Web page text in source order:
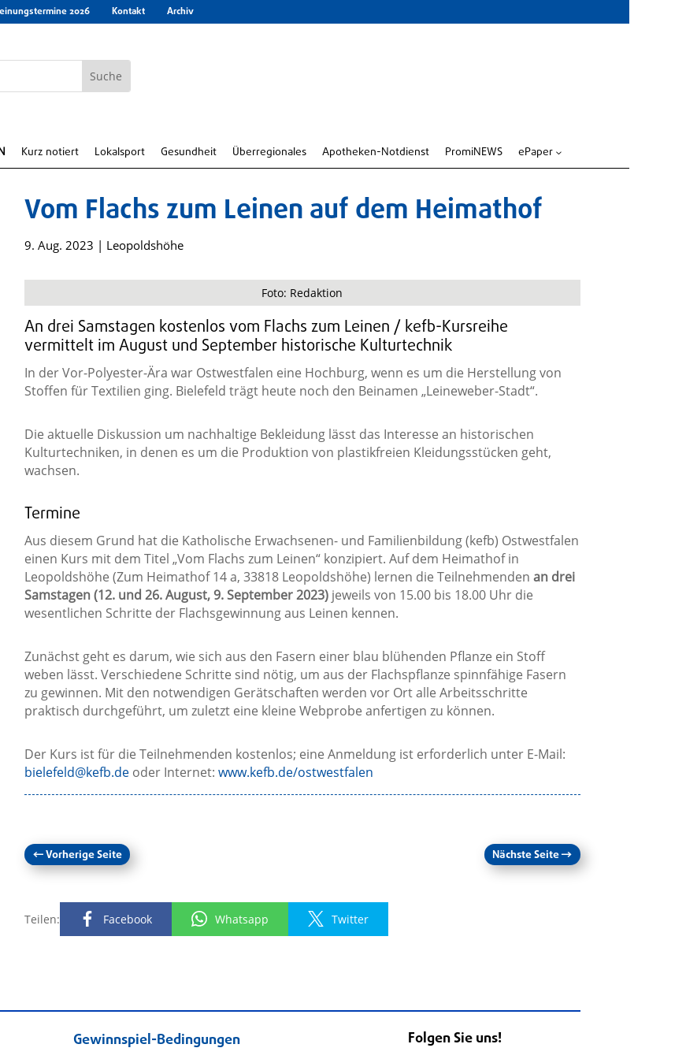
2026 Kontakt Archiv
Kurz notiert Lokalsport Gesundheit Überregionales Apotheken-Notdienst PromiNEWS ePaper 3
Vom Flachs zum Leinen auf dem Heimathof
9. Aug. 2023 | Leopoldshöhe
Foto: Redaktion
An drei Samstagen kostenlos vom Flachs zum Leinen / kefb-Kursreihe
vermittelt im August und September historische Kulturtechnik
In der Vor-Polyester-Ära war Ostwestfalen eine Hochburg, wenn es um die Herstellung von
Stoffen für Textilien ging. Bielefeld trägt heute noch den Beinamen „Leineweber-Stadt“.
Die aktuelle Diskussion um nachhaltige Bekleidung lässt das Interesse an historischen
Kulturtechniken, in denen es um die Produktion von plastikfreien Kleidungsstücken geht,
wachsen.
Termine
Aus diesem Grund hat die Katholische Erwachsenen- und Familienbildung (kefb) Ostwestfalen
einen Kurs mit dem Titel „Vom Flachs zum Leinen“ konzipiert. Auf dem Heimathof in
Leopoldshöhe (Zum Heimathof 14 a, 33818 Leopoldshöhe) lernen die Teilnehmenden an drei
Samstagen (12. und 26. August, 9. September 2023)jeweils von 15.00 bis 18.00 Uhr die
wesentlichen Schritte der Flachsgewinnung aus Leinen kennen.
Zunächst geht es darum, wie sich aus den Fasern einer blau blühenden Pflanze ein Stoff
weben lässt. Verschiedene Schritte sind nötig, um aus der Flachspflanze spinnfähige Fasern
zu gewinnen. Mit den notwendigen Gerätschaften werden vor Ort alle Arbeitsschritte
praktisch durchgeführt, um zuletzt eine kleine Webprobe anfertigen zu können.
Der Kurs ist für die Teilnehmenden kostenlos; eine Anmeldung ist erforderlich unter E-Mail:
bielefeld@kefb.deoder Internet: www.kefb.de/ostwestfalen
←Vorherige Seite Nächste Seite→
Teilen: Facebook Whatsapp Twitter
Gewinnspiel-Bedingungen
Folgen Sie uns!